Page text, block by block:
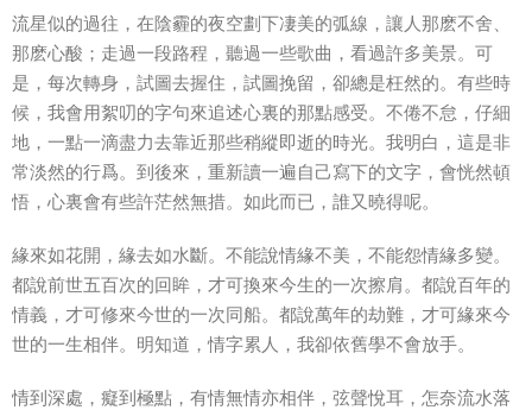
流星似的過往，在陰霾的夜空劃下凄美的弧線，讓人那麽不舍、
那麽心酸；走過一段路程，聽過一些歌曲，看過許多美景。可
是，每次轉身，試圖去握住，試圖挽留，卻總是枉然的。有些時
候，我會用絮叨的字句來追述心裏的那點感受。不倦不怠，仔細
地，一點一滴盡力去靠近那些稍縱即逝的時光。我明白，這是非
常淡然的行爲。到後來，重新讀一遍自己寫下的文字，會恍然頓
悟，心裏會有些許茫然無措。如此而已，誰又曉得呢。
緣來如花開，緣去如水斷。不能說情緣不美，不能怨情緣多變。
都說前世五百次的回眸，才可換來今生的一次擦肩。都說百年的
情義，才可修來今世的一次同船。都說萬年的劫難，才可緣來今
世的一生相伴。明知道，情字累人，我卻依舊學不會放手。
情到深處，癡到極點，有情無情亦相伴，弦聲悅耳，怎奈流水落